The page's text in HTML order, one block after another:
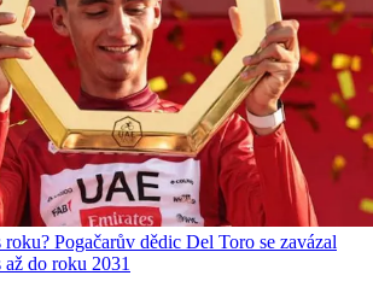
Pogačarův dědic Del Toro se zavázal
do roku 2031